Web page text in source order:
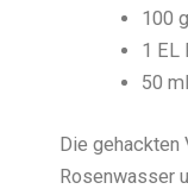
100
1 EL
50
Die gehackten
Rosenwasser